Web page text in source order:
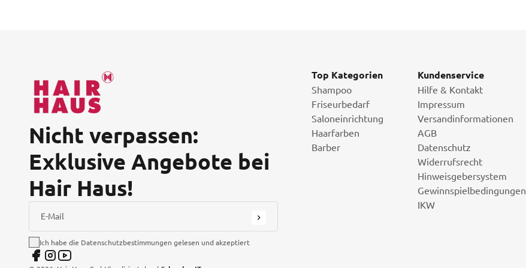
Nicht verpassen:
Exklusive Angebote bei
Hair Haus!
E-Mail
Ich habe die Datenschutzbestimmungen gelesen und akzeptiert
Top Kategorien
Shampoo
Friseurbedarf
Saloneinrichtung
Haarfarben
Barber
Kundenservice
Hilfe & Kontakt
Impressum
Versandinformationen
AGB
Datenschutz
Widerrufsrecht
Hinweisgebersystem
Gewinnspielbedingungen
IKW